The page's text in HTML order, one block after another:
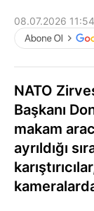
08.07.2026 11:54
NATO
Başkanı
makam
ayrıldığı